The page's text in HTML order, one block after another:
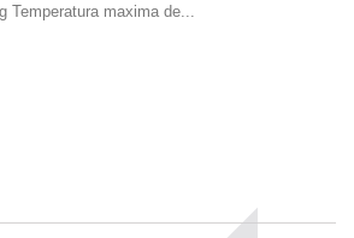
Temperatura maxima de...